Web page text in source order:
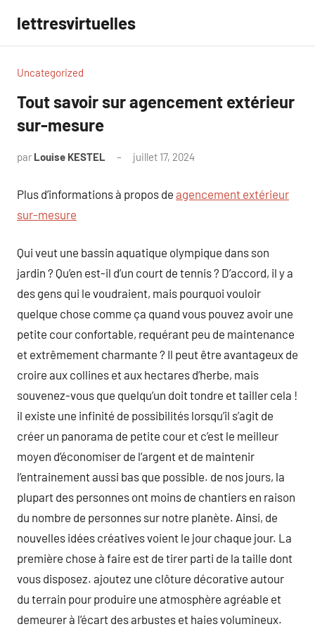
contenu
lettresvirtuelles
Uncategorized
Tout savoir sur agencement extérieur
sur-mesure
par Louise KESTEL juillet 17, 2024
Plus d’informations à propos de agencement extérieur
sur-mesure
Qui veut une bassin aquatique olympique dans son
jardin ? Qu’en est-il d’un court de tennis ? D’accord, il y a
des gens qui le voudraient, mais pourquoi vouloir
quelque chose comme ça quand vous pouvez avoir une
petite cour confortable, requérant peu de maintenance
et extrêmement charmante ? Il peut être avantageux de
croire aux collines et aux hectares d’herbe, mais
souvenez-vous que quelqu’un doit tondre et tailler cela !
il existe une infinité de possibilités lorsqu’il s’agit de
créer un panorama de petite cour et c’est le meilleur
moyen d’économiser de l’argent et de maintenir
l’entrainement aussi bas que possible. de nos jours, la
plupart des personnes ont moins de chantiers en raison
du nombre de personnes sur notre planète. Ainsi, de
nouvelles idées créatives voient le jour chaque jour. La
première chose à faire est de tirer parti de la taille dont
vous disposez. ajoutez une clôture décorative autour
du terrain pour produire une atmosphère agréable et
demeurer à l’écart des arbustes et haies volumineux.